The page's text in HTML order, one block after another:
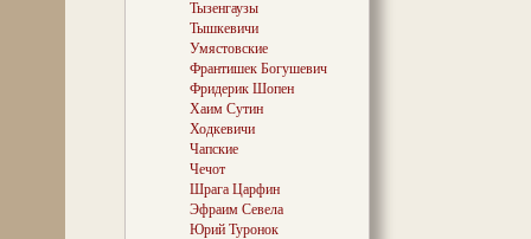
Тызенгаузы
Тышкевичи
Умястовские
Франтишек Богушевич
Фридерик Шопен
Хаим Сутин
Ходкевичи
Чапские
Чечот
Шрага Царфин
Эфраим Севела
Юрий Туронок